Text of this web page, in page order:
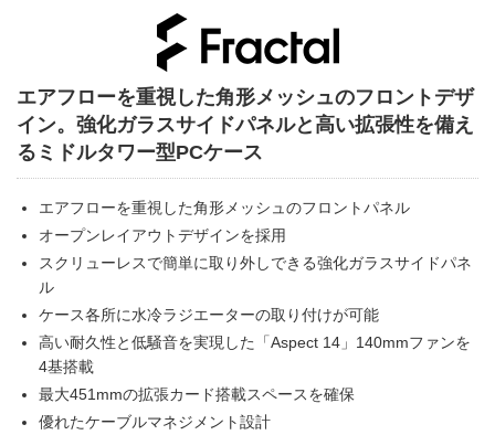
エアフローを重視した角形メッシュのフロントデザ
イン。強化ガラスサイドパネルと高い拡張性を備え
るミドルタワー型PCケース
エアフローを重視した角形メッシュのフロントパネル
オープンレイアウトデザインを採用
スクリューレスで簡単に取り外しできる強化ガラスサイドパネ
ル
ケース各所に水冷ラジエーターの取り付けが可能
高い耐久性と低騒音を実現した「Aspect 14」140mmファンを
4基搭載
最大451mmの拡張カード搭載スペースを確保
優れたケーブルマネジメント設計